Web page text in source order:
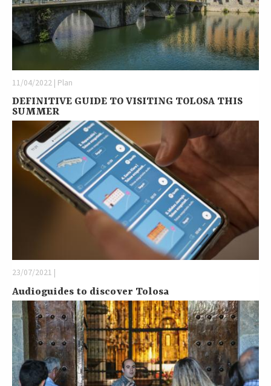
11/04/2022 | Plan
DEFINITIVE GUIDE TO VISITING TOLOSA THIS
SUMMER
23/07/2021 |
Audioguides to discover Tolosa